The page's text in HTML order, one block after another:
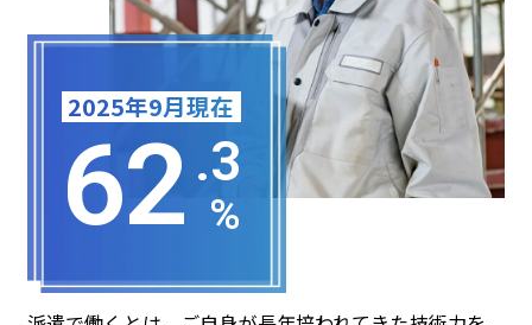
2025年9月現在
62 .3
%